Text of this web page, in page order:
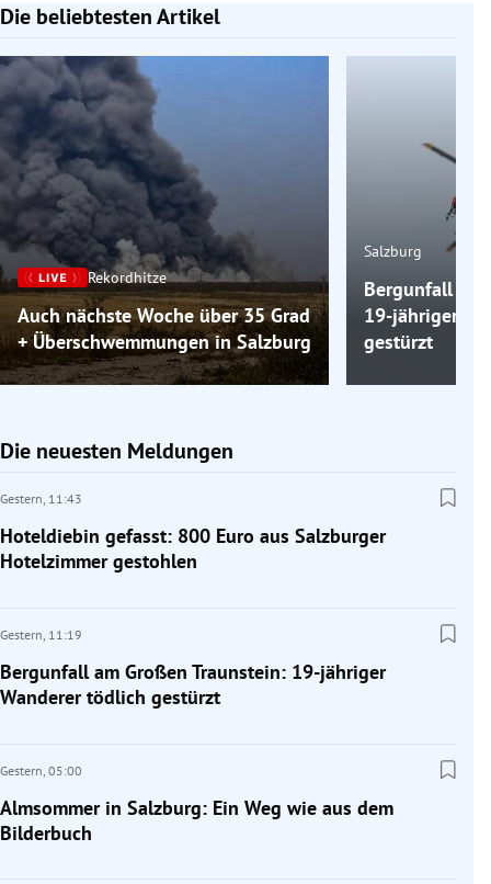
Die beliebtesten Artikel
Slide 1 von 7
Rekordhitze
Auch nächste Woche über 35 Grad
+ Überschwemmungen in Salzburg
Salzburg
Bergunfall am
19-jähriger
gestürzt
Die neuesten Meldungen
Gestern, 11:43
Hoteldiebin gefasst: 800 Euro aus Salzburger
Hotelzimmer gestohlen
Gestern, 11:19
Bergunfall am Großen Traunstein: 19-jähriger
Wanderer tödlich gestürzt
Gestern, 05:00
Almsommer in Salzburg: Ein Weg wie aus dem
Bilderbuch